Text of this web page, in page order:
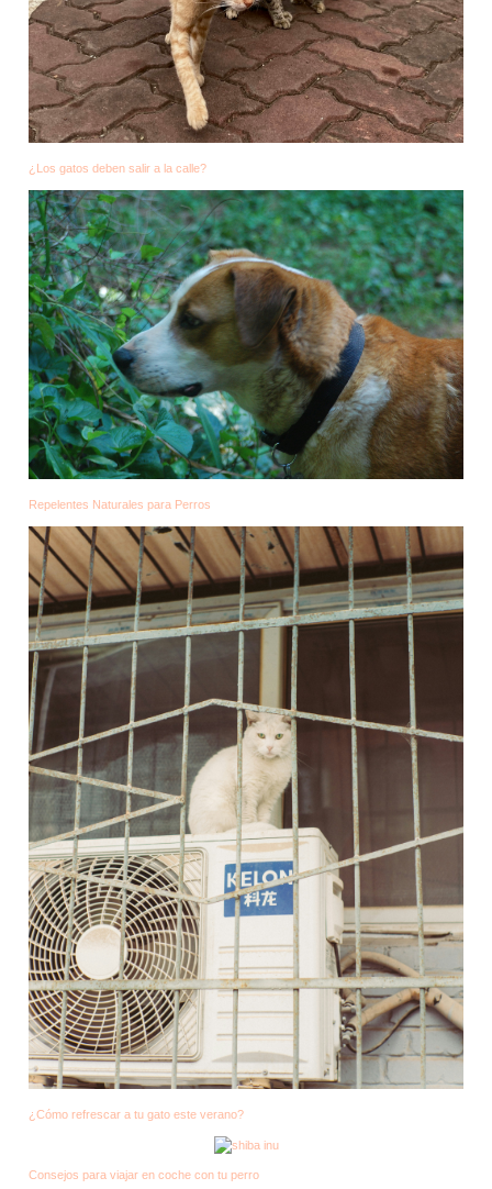
¿Los gatos deben salir a la calle?
Repelentes Naturales para Perros
¿Cómo refrescar a tu gato este verano?
Consejos para viajar en coche con tu perro